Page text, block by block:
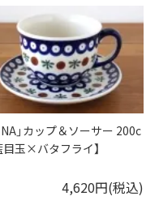
」カップ＆ソーサー 200c
目玉×バタフライ】
4,620円(税込)